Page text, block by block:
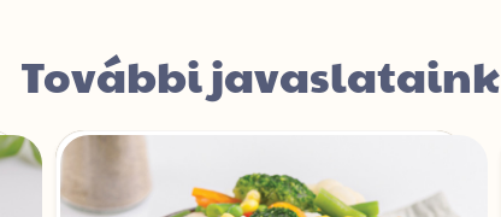
További javaslataink